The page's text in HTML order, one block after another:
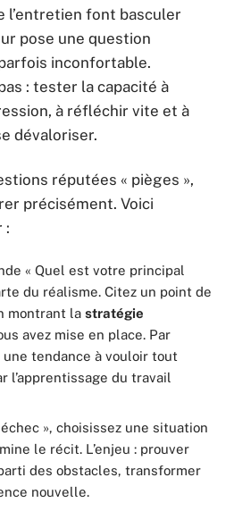
l’entretien font basculer
pose une question
inconfortable.
: tester la capacité à
à réfléchir vite et à
dévaloriser.
réputées « pièges »,
précisément. Voici
:
« Quel est votre principal
du réalisme. Citez un point de
montrant la stratégie
avez mise en place. Par
tendance à vouloir tout
l’apprentissage du travail
», choisissez une situation
le récit. L’enjeu : prouver
des obstacles, transformer
nouvelle.